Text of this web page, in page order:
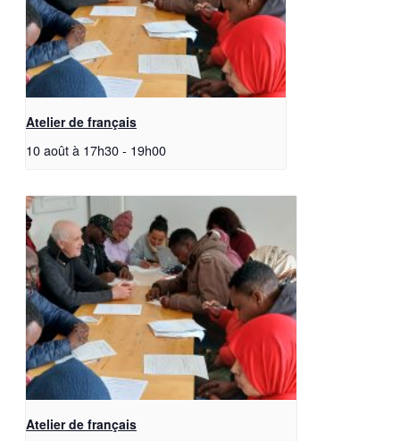
Atelier de français
10 août à 17h30- 19h00
Atelier de français